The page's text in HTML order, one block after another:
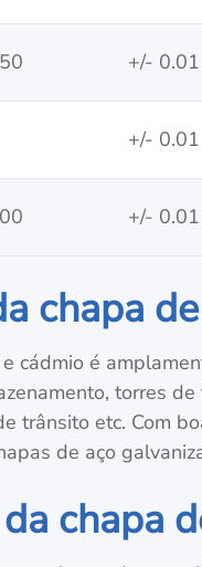
+/- 0.01
+/- 0.01
+/- 0.01
chapa
cádmio é
torres
trânsito etc. Com
de aço
chapa